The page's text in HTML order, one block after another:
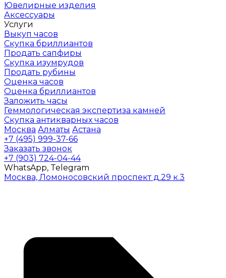
Ювелирные изделия
Аксессуары
Услуги
Выкуп часов
Скупка бриллиантов
Продать сапфиры
Скупка изумрудов
Продать рубины
Оценка часов
Оценка бриллиантов
Заложить часы
Геммологическая экспертиза камней
Скупка антикварных часов
Москва Алматы Астана
+7 (495) 999-37-66
Заказать звонок
+7 (903) 724-04-44
WhatsApp, Telegram
Москва, Ломоносовский проспект д.29 к.3